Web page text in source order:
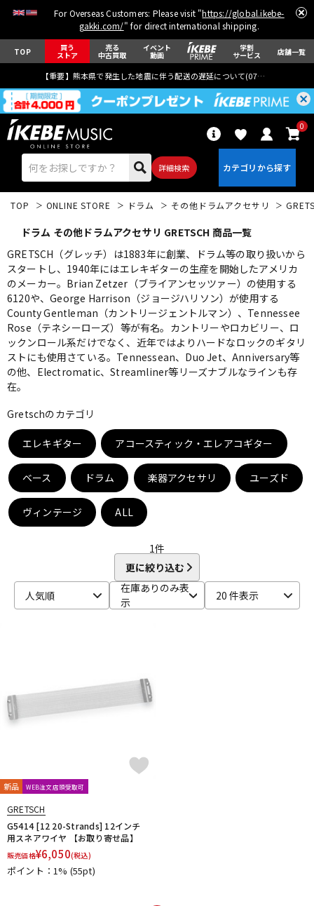
For Overseas Customers: Please visit "https://global.ikebe-
gakki.com/" for direct international shipping.
TOP 買う
ストア
売る
中古買取
イベント
動画
学割
サービス 店舗一覧
【重要】熊本県で発生した地震に伴う配送の遅延について(07月29日
詳細検索
0
エレキギター アコギ/エレアコ
ベース ウクレレ
キーボード
管楽器 その他楽器
DTM
配信/ライブ機器
TOP ONLINE STORE ドラム その他ドラムアクセサリ
ドラム その他ドラムアクセサリ GRETSCH 商品一覧
GRETSCH（グレッチ）は1883年に創業、ドラム等の取り扱いから
スタートし、1940年にはエレキギターの生産を開始したアメリカ
のメーカー。Brian Zetzer（ブライアンセッツァー）の使用する
6120や、George Harrison（ジョージハリソン）が使用する
County Gentleman（カントリージェントルマン）、Tennessee
Rose（テネシーローズ）等が有名。カントリーやロカビリー、ロ
ックンロール系だけでなく、近年ではよりハードなロックのギタリ
ストにも使用さている。Tennessean、Duo Jet、Anniversary等
の他、Electromatic、Streamliner等リーズナブルなラインも存
在。
Gretschのカテゴリ
エレキギター アコースティック・エレアコギター
ベース ドラム 楽器アクセサリ ユーズド
ヴィンテージ ALL
1件
更に絞り込む
人気順
在庫ありのみ表
示
20 件表示
新品 WEB注文店頭受取可
GRETSCH
G5414 [12 20-Strands] 12インチ
用スネアワイヤ 【お取り寄せ品】
販売価格¥6,050(税込)
ポイント：1% (55pt)